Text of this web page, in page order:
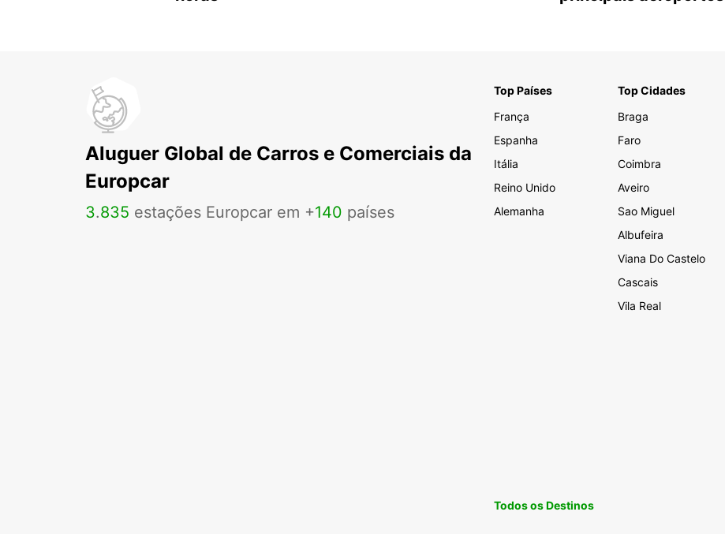
Aluguer Global de Carros e Comerciais da
Europcar
3.835 estações Europcar em +140 países
Top Países
França
Espanha
Itália
Reino Unido
Alemanha
Top Cidades
Braga
Faro
Coimbra
Aveiro
Sao Miguel
Albufeira
Viana Do Castelo
Cascais
Vila Real
Todos os Destinos